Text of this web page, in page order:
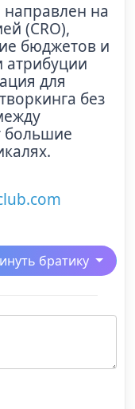
на
(CRO),
бюджетов и
атрибуции
для
без
большие
братику